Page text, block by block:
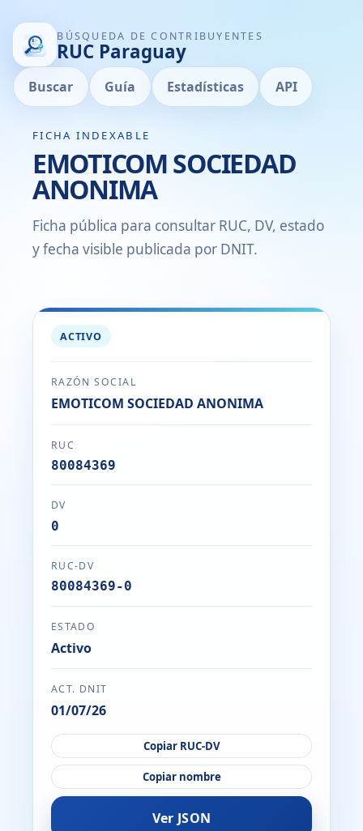
BÚSQUEDA DE CONTRIBUYENTES
RUC Paraguay
Buscar Guía Estadísticas API
FICHA INDEXABLE
EMOTICOM SOCIEDAD
ANONIMA
Ficha pública para consultar RUC, DV, estado
y fecha visible publicada por DNIT.
ACTIVO
RAZÓN SOCIAL
EMOTICOM SOCIEDAD ANONIMA
RUC
80084369
DV
0
RUC-DV
80084369-0
ESTADO
Activo
ACT. DNIT
01/07/26
Copiar RUC-DV
Copiar nombre
Ver JSON